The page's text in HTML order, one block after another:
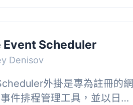
Event Scheduler
Denisov
外掛是專為註冊的網
件排程管理工具，並以日曆